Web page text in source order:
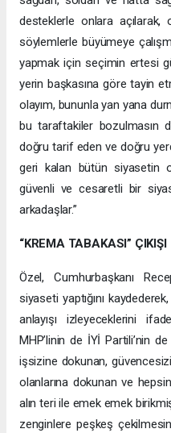
desteklerle onlara açılarak,
söylemlerle büyümeye
yapmak için seçimin ertesi
yerin başkasına göre tayin
olayım, bununla yan yana
bu taraftakiler bozulmasın
doğru tarif eden ve doğru
geri kalan bütün siyasetin
güvenli ve cesaretli bir
arkadaşlar.”
“KREMA TABAKASI” ÇIKIŞI
Özel, Cumhurbaşkanı
siyaseti yaptığını
anlayışı izleyeceklerini
MHP’linin de İYİ Partili’nin
işsizine dokunan,
olanlarına dokunan ve
alın teri ile emek emek
zenginlere peşkeş